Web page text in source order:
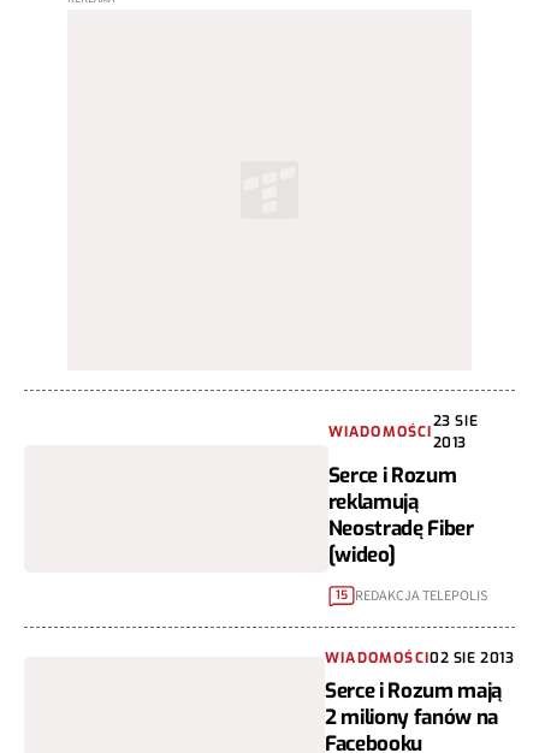
WIADOMOŚCI
23 SIE
2013
Serce i Rozum
reklamują
Neostradę Fiber
[wideo]
15 REDAKCJA TELEPOLIS
WIADOMOŚCI02 SIE 2013
Serce i Rozum mają
2 miliony fanów na
Facebooku